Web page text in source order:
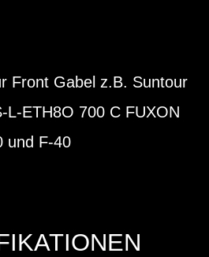
Front Gabel z.B. Suntour
L-ETH8O 700 C FUXON
und F-40